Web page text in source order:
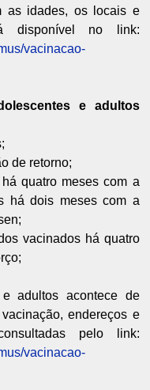
as idades, os locais e
disponível no link:
vacinacao-
e adultos
de retorno;
quatro meses com a
há dois meses com a
vacinados há quatro
adultos acontece de
endereços e
pelo link:
vacinacao-